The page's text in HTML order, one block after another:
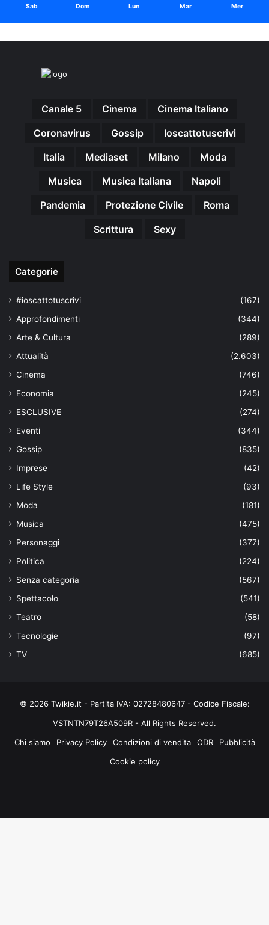
Sab Dom Lun Mar Mer
Canale 5 Cinema
Cinema Italiano
Coronavirus
Gossip
Ioscattotuscrivi
Italia
Mediaset Milano
Moda
Musica
Musica Italiana
Napoli
Pandemia
Protezione Civile
Roma
Scrittura
Sexy
Categorie
#ioscattotuscrivi
(167)
Approfondimenti
(344)
Arte & Cultura
(289)
Attualità
(2.603)
Cinema
(746)
Economia
(245)
ESCLUSIVE
(274)
Eventi
(344)
Gossip
(835)
Imprese
(42)
Life Style
(93)
Moda
(181)
Musica
(475)
Personaggi
(377)
Politica
(224)
Senza categoria
(567)
Spettacolo
(541)
Teatro
(58)
Tecnologie
(97)
TV
(685)
© 2026 Twikie.it - Partita IVA: 02728480647 - Codice Fiscale:
VSTNTN79T26A509R - All Rights Reserved.
Chi siamo
Privacy Policy Condizioni di vendita ODR
Pubblicità
Cookie policy
Tube